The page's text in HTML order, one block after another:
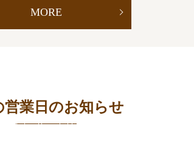
MORE
営業日のお知らせ